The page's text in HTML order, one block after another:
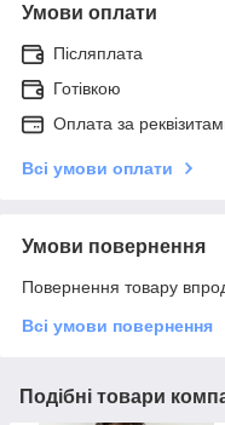
Умови оплати
Післяплата
Готівкою
Оплата за
Всі умови оплати
Умови повернення
Повернення товару
Всі умови повернення
Подібні товари